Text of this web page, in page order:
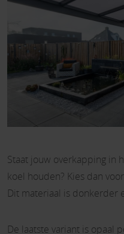
Staat jouw overkapping in
koel houden? Kies dan
Dit materiaal is donkerder
De laatste variant is opaal